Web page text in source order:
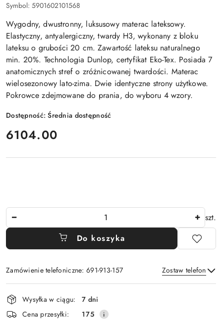
Symbol: 5901602101568
Wygodny, dwustronny, luksusowy materac lateksowy.
Elastyczny, antyalergiczny, twardy H3, wykonany z bloku
lateksu o grubości 20 cm. Zawartość lateksu naturalnego
min. 20%. Technologia Dunlop, certyfikat Eko-Tex. Posiada 7
anatomicznych stref o zróżnicowanej twardości. Materac
wielosezonowy lato-zima. Dwie identyczne strony użytkowe.
Pokrowce zdejmowane do prania, do wyboru 4 wzory.
Dostępność:Średnia dostępność
cena:
6104.00
szt.
Do koszyka
Zamówienie telefoniczne: 691-913-157 Zostaw telefon
Wyślij
Dostępność
i
dostawa
Wysyłka w ciągu:
7 dni
Cena przesyłki:
175